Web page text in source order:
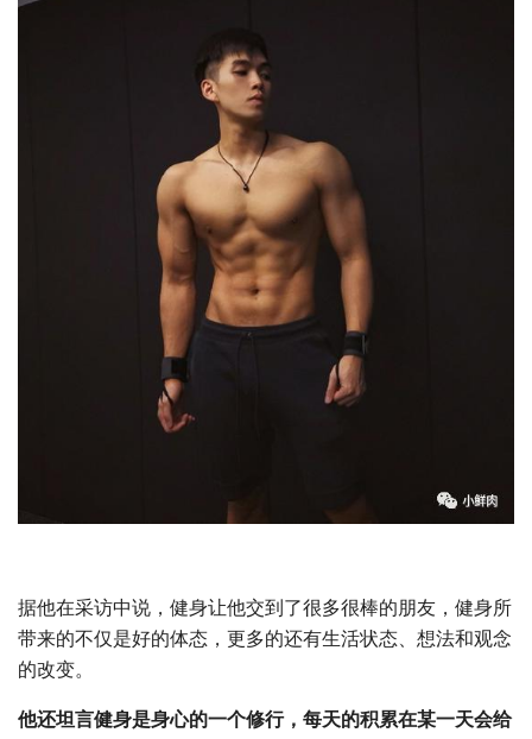
据他在采访中说，健身让他交到了很多很棒的朋友，健身所
带来的不仅是好的体态，更多的还有生活状态、想法和观念
的改变。
他还坦言健身是身心的一个修行，每天的积累在某一天会给